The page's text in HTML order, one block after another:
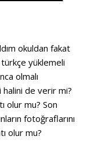
okuldan fakat
yüklemeli
olmalı
halini de verir mi?
olur mu? Son
fotoğraflarını
olur mu?